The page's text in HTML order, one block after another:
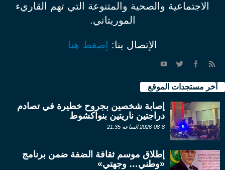
الاجتماعية والصحية والمتنوعة التي تهم القاريء
الموريتاني.
الإتصال بنا: إضغط هنا
آخر مستجدات الموقع
إصابة شخصين بجروح خطيرة في تصادم
دراجتين ناريتين بنواكشوط
2026-08-8 الساعة 21:35
إطلاق موسم ثقافة الضفة ضمن برنامج
«وطني… وجهتي»